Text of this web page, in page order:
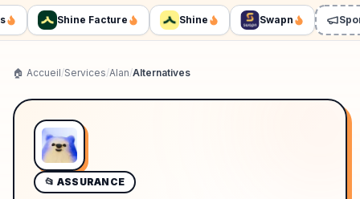
Shine Facture Shine Swapn
🏠 Accueil/Services/Alan/Alternatives
📂 ASSURANCE